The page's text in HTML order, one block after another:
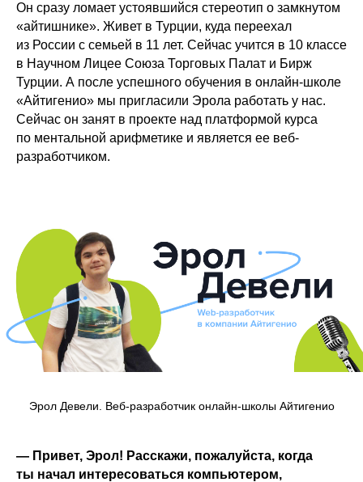
Он сразу ломает устоявшийся стереотип о замкнутом
«айтишнике». Живет в Турции, куда переехал
из России с семьей в 11 лет. Сейчас учится в 10 классе
в Научном Лицее Союза Торговых Палат и Бирж
Турции. А после успешного обучения в онлайн-школе
«Айтигенио» мы пригласили Эрола работать у нас.
Сейчас он занят в проекте над платформой курса
по ментальной арифметике и является ее веб-
разработчиком.
Эрол Девели. Веб-разработчик онлайн-школы Айтигенио
— Привет, Эрол! Расскажи, пожалуйста, когда
ты начал интересоваться компьютером,